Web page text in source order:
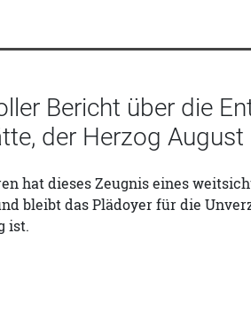
Bericht über die
der Herzog
hat dieses Zeugnis eines
bleibt das Plädoyer für die
ist.